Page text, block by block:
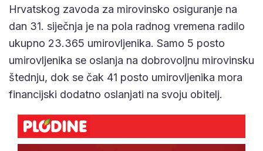
Hrvatskog zavoda za mirovinsko osiguranje na
dan 31. siječnja je na pola radnog vremena radilo
ukupno 23.365 umirovljenika. Samo 5 posto
umirovljenika se oslanja na dobrovoljnu mirovinsku
štednju, dok se čak 41 posto umirovljenika mora
financijski dodatno oslanjati na svoju obitelj.